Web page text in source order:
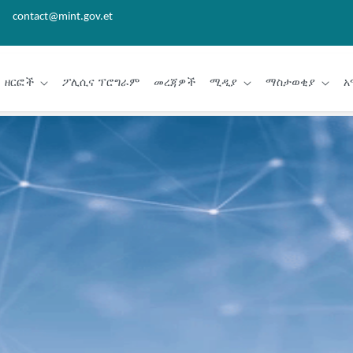
contact@mint.gov.et
ዘርፎች ፖሊሲና ፕሮግራም መረጃዎች ሚዲያ ማስታወቂያ